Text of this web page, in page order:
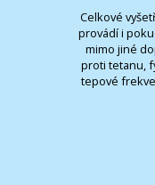
Celkové
provádí i
mimo jiné
proti tetanu,
tepové